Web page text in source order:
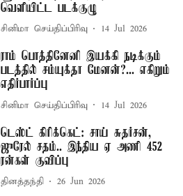
வெளியிட்ட படக்குழு
சினிமா செய்திப்பிரிவு 14 Jul 2026
ராம் பொத்தினேனி இயக்கி நடிக்கும்
படத்தில் சம்யுக்தா மேனன்?... எகிறும்
எதிர்பார்ப்பு
சினிமா செய்திப்பிரிவு 14 Jul 2026
டெஸ்ட் கிரிக்கெட்: சாய் சுதர்சன்,
ஜுரேல் சதம்.. இந்திய ஏ அணி 452
ரன்கள் குவிப்பு
தினத்தந்தி 26 Jun 2026